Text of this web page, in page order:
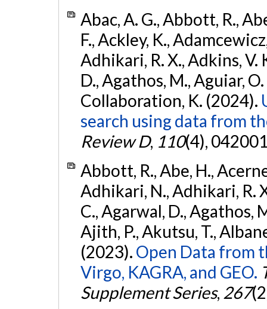
Abac, A. G., Abbott, R.,
F., Ackley, K.,
Adhikari, R. X., Adkins, V.
D., Agathos, M., Aguiar,
Collaboration, K. (2024).
search using data from
Review D, 110(4),
Abbott, R., Abe, H.,
Adhikari, N., Adhikari, R.
C., Agarwal, D., Agathos,
Ajith, P., Akutsu, T.,
(2023). Open Data from
Virgo, KAGRA, and GEO.
Supplement Series, 267